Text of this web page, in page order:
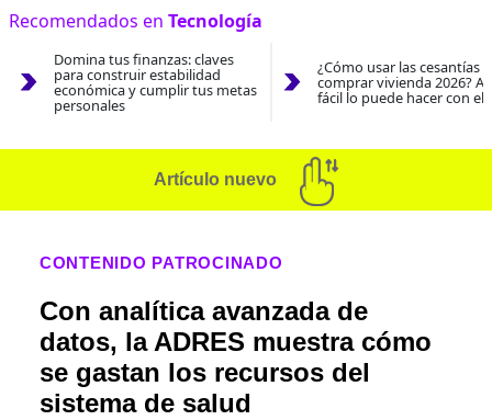
Recomendados en Tecnología
Domina tus finanzas: claves
para construir estabilidad
económica y cumplir tus metas
personales
¿Cómo usar las cesantías
comprar vivienda 2026?
fácil lo puede hacer con el
Artículo nuevo
CONTENIDO PATROCINADO
Con analítica avanzada de
datos, la ADRES muestra cómo
se gastan los recursos del
sistema de salud